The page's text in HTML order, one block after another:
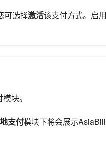
可选择激活该支付方式。启
模块。
支付模块下将会展示AsiaBill